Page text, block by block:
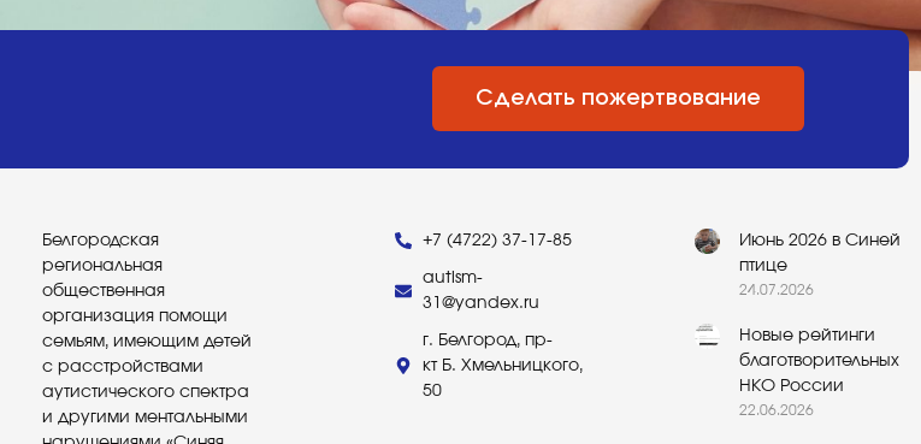
Сделать пожертвование
Белгородская
региональная
общественная
организация помощи
семьям, имеющим детей
с расстройствами
аутистического спектра
и другими ментальными
+7 (4722) 37-17-85
autism-
31@yandex.ru
г. Белгород, пр-
кт Б. Хмельницкого,
50
Июнь 2026 в Синей
птице
24.07.2026
Новые рейтинги
благотворительных
НКО России
22.06.2026